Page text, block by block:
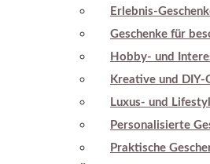
Erlebnis-
Geschenke für
Hobby- und
Kreative und DIY-
Luxus- und
Personalisierte
Praktische